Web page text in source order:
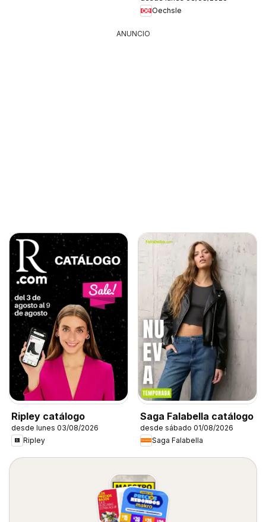
Oechsle
ANUNCIO
Ripley catálogo
desde lunes 03/08/2026
Ripley
Saga Falabella catálogo
desde sábado 01/08/2026
Saga Falabella